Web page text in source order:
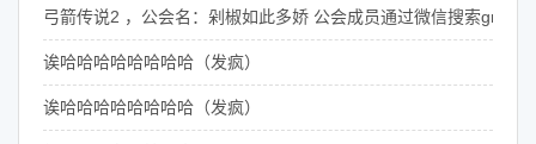
弓箭传说2 ，公会名：剁椒如此多娇 公会成员通过微信搜索
诶哈哈哈哈哈哈哈哈（发疯）
诶哈哈哈哈哈哈哈哈（发疯）